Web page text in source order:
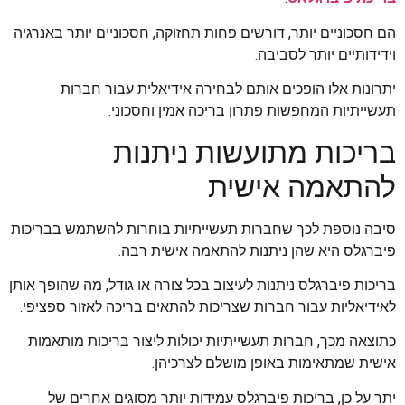
הם חסכוניים יותר, דורשים פחות תחזוקה, חסכוניים יותר באנרגיה
וידידותיים יותר לסביבה.
יתרונות אלו הופכים אותם לבחירה אידיאלית עבור חברות
תעשייתיות המחפשות פתרון בריכה אמין וחסכוני.
בריכות מתועשות ניתנות
להתאמה אישית
סיבה נוספת לכך שחברות תעשייתיות בוחרות להשתמש בבריכות
פיברגלס היא שהן ניתנות להתאמה אישית רבה.
בריכות פיברגלס ניתנות לעיצוב בכל צורה או גודל, מה שהופך אותן
לאידיאליות עבור חברות שצריכות להתאים בריכה לאזור ספציפי.
כתוצאה מכך, חברות תעשייתיות יכולות ליצור בריכות מותאמות
אישית שמתאימות באופן מושלם לצרכיהן.
יתר על כן, בריכות פיברגלס עמידות יותר מסוגים אחרים של